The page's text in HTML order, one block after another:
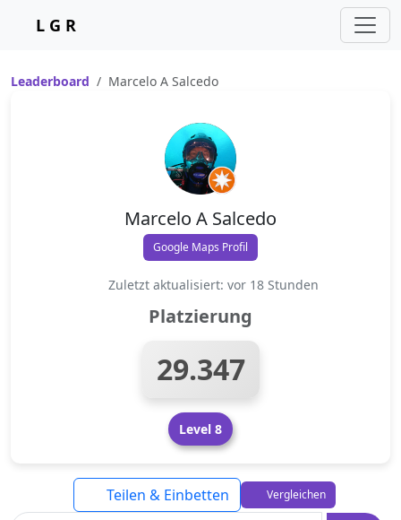
L G R
Leaderboard Marcelo A Salcedo
Marcelo A Salcedo
Google Maps Profil
Zuletzt aktualisiert: vor 18 Stunden
Platzierung
29.347
Level 8
Teilen & Einbetten Vergleichen